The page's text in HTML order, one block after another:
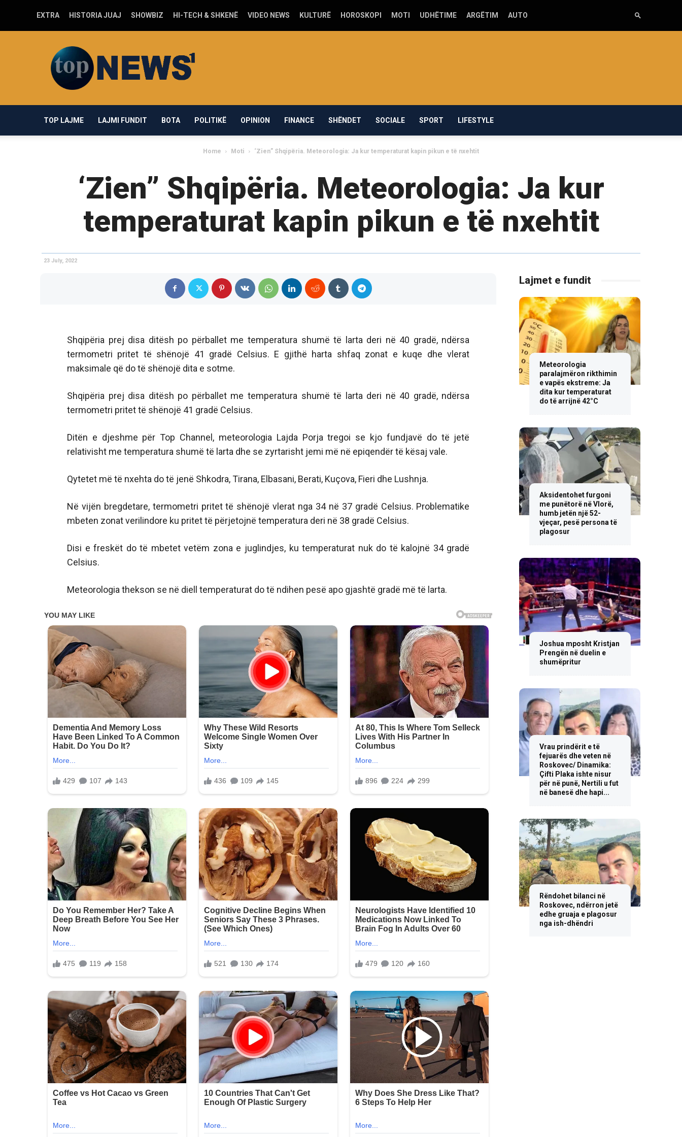
EXTRA HISTORIA JUAJ SHOWBIZ HI-TECH & SHKENË VIDEO NEWS KULTURË HOROSKOPI MOTI UDHËTIME ARGËTIM AUTO
news1.com
TOP LAJME LAJMI FUNDIT BOTA POLITIKË OPINION FINANCE SHËNDET SOCIALE SPORT LIFESTYLE
Home Moti ‘Zien” Shqipëria. Meteorologia: Ja kur temperaturat kapin pikun e të nxehtit
‘Zien” Shqipëria. Meteorologia: Ja kur
temperaturat kapin pikun e të nxehtit
23 July, 2022
Shqipëria prej disa ditësh po përballet me temperatura shumë të larta deri në 40 gradë, ndërsa
termometri pritet të shënojë 41 gradë Celsius. E gjithë harta shfaq zonat e kuqe dhe vlerat
maksimale që do të shënojë dita e sotme.
Shqipëria prej disa ditësh po përballet me temperatura shumë të larta deri në 40 gradë, ndërsa
termometri pritet të shënojë 41 gradë Celsius.
Ditën e djeshme për Top Channel, meteorologia Lajda Porja tregoi se kjo fundjavë do të jetë
relativisht me temperatura shumë të larta dhe se zyrtarisht jemi më në epiqendër të kësaj vale.
Qytetet më të nxehta do të jenë Shkodra, Tirana, Elbasani, Berati, Kuçova, Fieri dhe Lushnja.
Në vijën bregdetare, termometri pritet të shënojë vlerat nga 34 në 37 gradë Celsius. Problematike
mbeten zonat verilindore ku pritet të përjetojnë temperatura deri në 38 gradë Celsius.
Disi e freskët do të mbetet vetëm zona e juglindjes, ku temperaturat nuk do të kalojnë 34 gradë
Celsius.
Meteorologia thekson se në diell temperaturat do të ndihen pesë apo gjashtë gradë më të larta.
Lajmet e fundit
Meteorologia
paralajmëron rikthimin
e vapës ekstreme: Ja
dita kur temperaturat
do të arrijnë 42°C
Aksidentohet furgoni
me punëtorë në Vlorë,
humb jetën një 52-
vjeçar, pesë persona të
plagosur
Joshua mposht Kristjan
Prengën në duelin e
shumëpritur
Vrau prindërit e të
fejuarës dhe veten në
Roskovec/ Dinamika:
Çifti Plaka ishte nisur
për në punë, Nertili u fut
në banesë dhe hapi...
Rëndohet bilanci në
Roskovec, ndërron jetë
edhe gruaja e plagosur
nga ish-dhëndri